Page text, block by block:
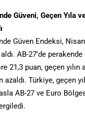
Güveni, Geçen Yıla
Güven Endeksi, Nisan
AB-27’de
21,3 puan, geçen yılın
azaldı. Türkiye, geçen
AB-27 ve Euro